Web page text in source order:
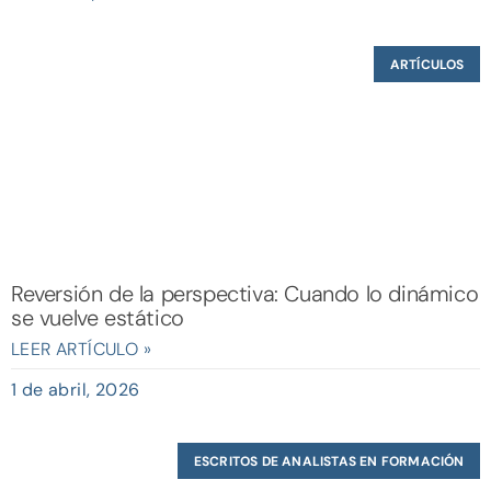
ARTÍCULOS
Reversión de la perspectiva: Cuando lo dinámico
se vuelve estático
LEER ARTÍCULO »
1 de abril, 2026
ESCRITOS DE ANALISTAS EN FORMACIÓN